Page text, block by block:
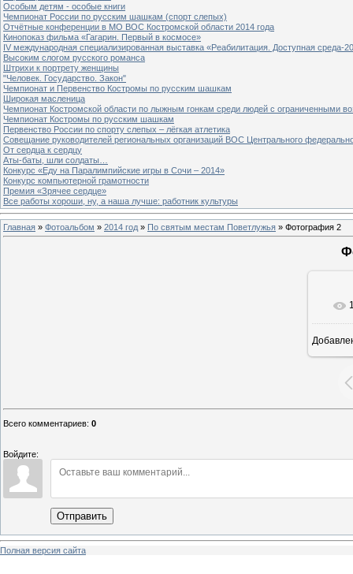
Особым детям - особые книги
Чемпионат России по русским шашкам (спорт слепых)
Отчётные конференции в МО ВОС Костромской области 2014 года
Кинопоказ фильма «Гагарин. Первый в космосе»
IV международная специализированная выставка «Реабилитация. Доступная среда-
Высоким слогом русского романса
Штрихи к портрету женщины
"Человек. Государство. Закон"
Чемпионат и Первенство Костромы по русским шашкам
Широкая масленица
Чемпионат Костромской области по лыжным гонкам среди людей с ограниченными
Чемпионат Костромы по русским шашкам
Первенство России по спорту слепых – лёгкая атлетика
Совещание руководителей региональных организаций ВОС Центрального
От сердца к сердцу
Аты-баты, шли солдаты…
Конкурс «Еду на Паралимпийские игры в Сочи – 2014»
Конкурс компьютерной грамотности
Премия «Зрячее сердце»
Все работы хороши, ну, а наша лучше: работник культуры
Главная » Фотоальбом » 2014 год » По святым местам Поветлужья » Фотография 2
Всего комментариев: 0
Войдите:
Отправить
Полная версия сайта